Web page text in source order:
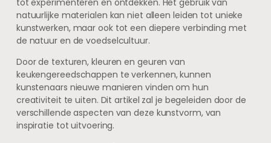
natuurlijke materialen kan niet alleen leiden tot unieke
kunstwerken, maar ook tot een diepere verbinding met
de natuur en de voedselcultuur.
Door de texturen, kleuren en geuren van
keukengereedschappen te verkennen, kunnen
kunstenaars nieuwe manieren vinden om hun
creativiteit te uiten. Dit artikel zal je begeleiden door de
verschillende aspecten van deze kunstvorm, van
inspiratie tot uitvoering.